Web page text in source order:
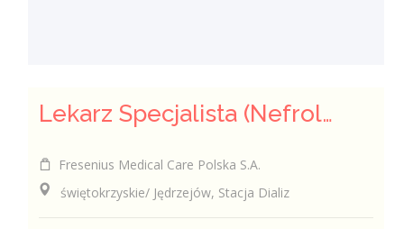
Lekarz Specjalista (Nefrolog / Internista) (K/M/N)
Fresenius Medical Care Polska S.A.
świętokrzyskie/ Jędrzejów, Stacja Dializ